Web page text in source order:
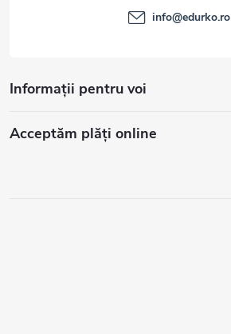
Informații pentru voi
Acceptăm plăţi online
info@edurko.ro